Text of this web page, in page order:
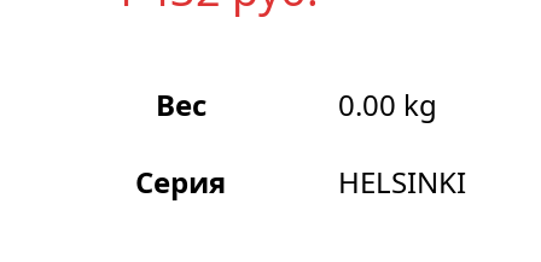
Вес
0.00 kg
Серия
HELSINKI